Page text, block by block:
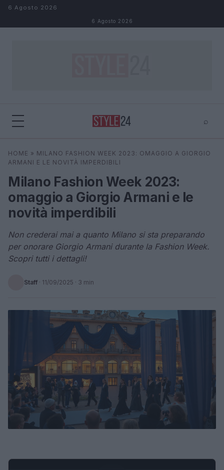
Salta al contenuto
6 Agosto 2026
6 Agosto 2026
⌕
Cerca ⌕ ×
HOME » MILANO FASHION WEEK 2023: OMAGGIO A GIORGIO
ARMANI E LE NOVITÀ IMPERDIBILI
Milano Fashion Week 2023:
omaggio a Giorgio Armani e le
novità imperdibili
Non crederai mai a quanto Milano si sta preparando
per onorare Giorgio Armani durante la Fashion Week.
Scopri tutti i dettagli!
Staff · 11/09/2025 · 3 min